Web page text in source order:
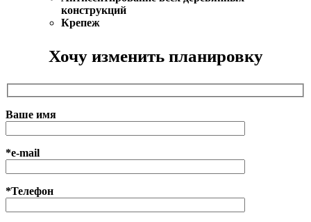
конструкций
Крепеж
Хочу изменить планировку
Ваше имя
*e-mail
*Телефон